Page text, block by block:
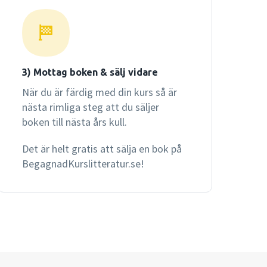
3) Mottag boken & sälj vidare
När du är färdig med din kurs så är
nästa rimliga steg att du säljer
boken till nästa års kull.
Det är helt gratis att sälja en bok på
BegagnadKurslitteratur.se!